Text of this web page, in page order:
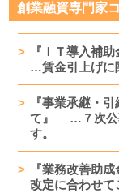
創業融資専門家
『ＩＴ導入補
…賃金引上げに
『事業承継・
て』 …７次公
す。
『業務改善助
改定に合わせて